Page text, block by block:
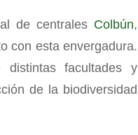
de centrales Colbún,
con esta envergadura.
facultades y
de la biodiversidad